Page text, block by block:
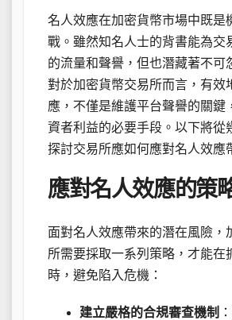
名人效應在加密貨幣市場中既是
戰。雖然知名人士的背書能為交
的流量和聲譽，但也潛藏著不可
對於加密貨幣交易所而言，有效
應，不僅是維護平台聲譽的關鍵
資者利益的必要手段。以下將從
探討交易所應如何應對名人效應
應對名人效應的策
面對名人效應帶來的潛在風險，
所需要採取一系列策略，才能在
時，避免陷入危機：
建立嚴格的合規審查機制